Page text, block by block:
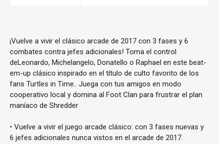
¡Vuelve a vivir el clásico arcade de 2017 con 3 fases y 6
combates contra jefes adicionales! Toma el control
deLeonardo, Michelangelo, Donatello o Raphael en este beat-
em-up clásico inspirado en el título de culto favorito de los
fans Turtles in Time.. Juega con tus amigos en modo
cooperativo local y domina al Foot Clan para frustrar el plan
maníaco de Shredder
• Vuelve a vivir el juego arcade clásico: con 3 fases nuevas y
6 jefes adicionales nunca vistos en el arcade de 2017.